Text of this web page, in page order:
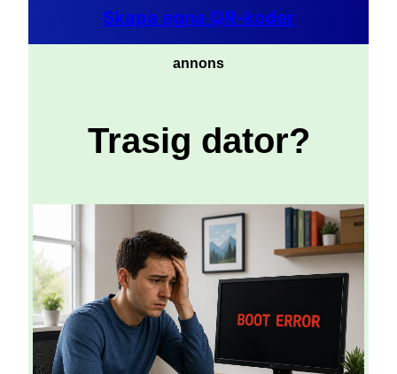
Skapa egna QR-koder
annons
Trasig dator?